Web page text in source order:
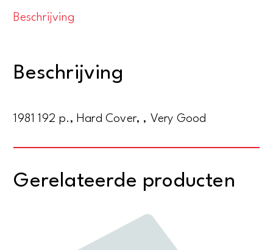
aantal
Beschrijving
Beschrijving
1981 192 p., Hard Cover, , Very Good
Gerelateerde producten